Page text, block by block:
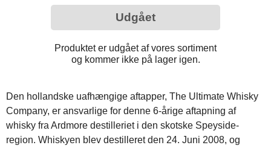
Udgået
Produktet er udgået af vores sortiment
og kommer ikke på lager igen.
Den hollandske uafhængige aftapper, The Ultimate Whisky
Company, er ansvarlige for denne 6-årige aftapning af
whisky fra Ardmore destilleriet i den skotske Speyside-
region. Whiskyen blev destilleret den 24. Juni 2008, og